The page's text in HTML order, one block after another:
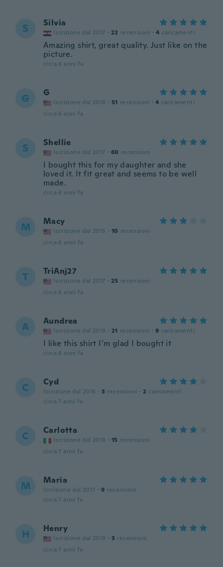
S Silvia
Iscrizione dal 2017 · 22 recensioni · 4 caricamenti
Amazing shirt, great quality. Just like on the
picture.
circa 6 anni fa
G G
Iscrizione dal 2016 · 51 recensioni · 4 caricamenti
circa 6 anni fa
S Shellie
Iscrizione dal 2017 · 60 recensioni
I bought this for my daughter and she
loved it. It fit great and seems to be well
made.
circa 6 anni fa
M Macy
Iscrizione dal 2015 · 10 recensioni
circa 6 anni fa
T TriAnj27
Iscrizione dal 2017 · 25 recensioni
circa 6 anni fa
A Aundrea
Iscrizione dal 2019 · 21 recensioni · 9 caricamenti
I like this shirt I’m glad I bought it
circa 6 anni fa
C Cyd
Iscrizione dal 2016 · 3 recensioni · 2 caricamenti
circa 7 anni fa
C Carlotta
Iscrizione dal 2018 · 15 recensioni
circa 7 anni fa
M Maria
Iscrizione dal 2017 · 9 recensioni
circa 7 anni fa
H Henry
Iscrizione dal 2019 · 3 recensioni
circa 7 anni fa